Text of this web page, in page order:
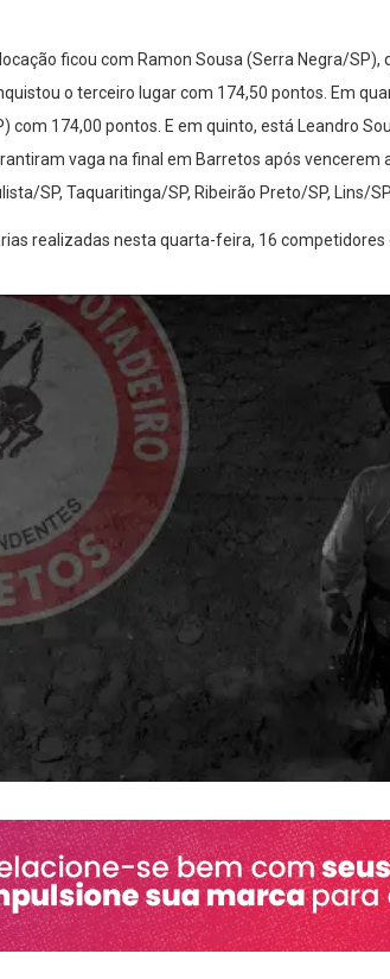
ficou com Ramon Sousa (Serra Negra/
o terceiro lugar com 174,50 pontos. Em
com 174,00 pontos. E em quinto, está Leandro
vaga na final em Barretos após vencerem
SP, Taquaritinga/SP, Ribeirão Preto/SP, Lins/
realizadas nesta quarta-feira, 16 competidores